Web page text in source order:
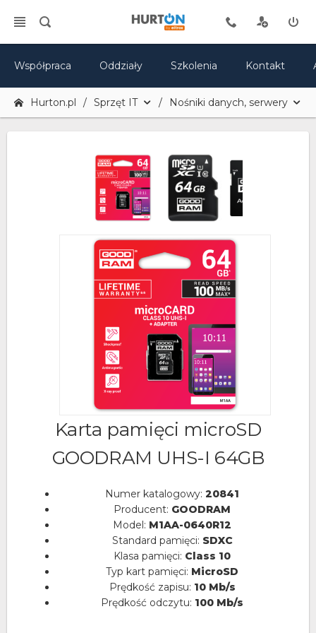
Współpraca Oddziały Szkolenia Kontakt
Hurton.pl Sprzęt IT Nośniki danych, serwery
Karta pamięci microSD
GOODRAM UHS-I 64GB
Numer katalogowy: 20841
Producent: GOODRAM
Model: M1AA-0640R12
Standard pamięci: SDXC
Klasa pamięci: Class 10
Typ kart pamięci: MicroSD
Prędkość zapisu: 10 Mb/s
Prędkość odczytu: 100 Mb/s